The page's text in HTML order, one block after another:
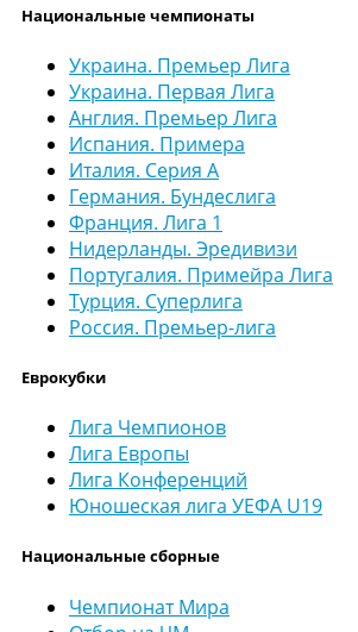
Национальные чемпионаты
Украина. Премьер Лига
Украина. Первая Лига
Англия. Премьер Лига
Испания. Примера
Италия. Серия А
Германия. Бундеслига
Франция. Лига 1
Нидерланды. Эредивизи
Португалия. Примейра Лига
Турция. Суперлига
Россия. Премьер-лига
Еврокубки
Лига Чемпионов
Лига Европы
Лига Конференций
Юношеская лига УЕФА U19
Национальные сборные
Чемпионат Мира